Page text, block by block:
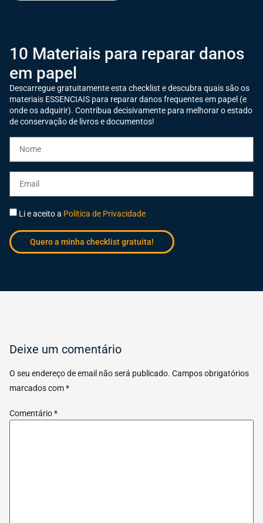
10 Materiais para reparar danos
em papel
Descarregue gratuitamente esta checklist e descubra quais são os
materiais ESSENCIAIS para reparar danos frequentes em papel (e
onde os adquirir). Contribua decisivamente para melhorar o estado
de conservação de livros e documentos!
Li e aceito a Política de Privacidade
Quero a minha checklist gratuita!
Deixe um comentário
O seu endereço de email não será publicado. Campos obrigatórios
marcados com*
Comentário*